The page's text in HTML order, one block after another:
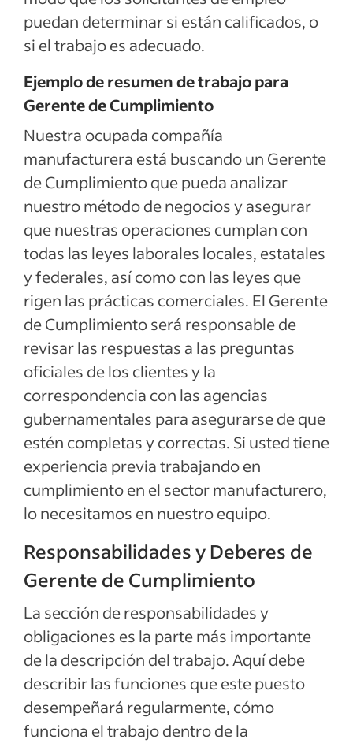
puedan determinar si están calificados, o
si el trabajo es adecuado.
Ejemplo de resumen de trabajo para
Gerente de Cumplimiento
Nuestra ocupada compañía
manufacturera está buscando un Gerente
de Cumplimiento que pueda analizar
nuestro método de negocios y asegurar
que nuestras operaciones cumplan con
todas las leyes laborales locales, estatales
y federales, así como con las leyes que
rigen las prácticas comerciales. El Gerente
de Cumplimiento será responsable de
revisar las respuestas a las preguntas
oficiales de los clientes y la
correspondencia con las agencias
gubernamentales para asegurarse de que
estén completas y correctas. Si usted tiene
experiencia previa trabajando en
cumplimiento en el sector manufacturero,
lo necesitamos en nuestro equipo.
Responsabilidades y Deberes de
Gerente de Cumplimiento
La sección de responsabilidades y
obligaciones es la parte más importante
de la descripción del trabajo. Aquí debe
describir las funciones que este puesto
desempeñará regularmente, cómo
funciona el trabajo dentro de la